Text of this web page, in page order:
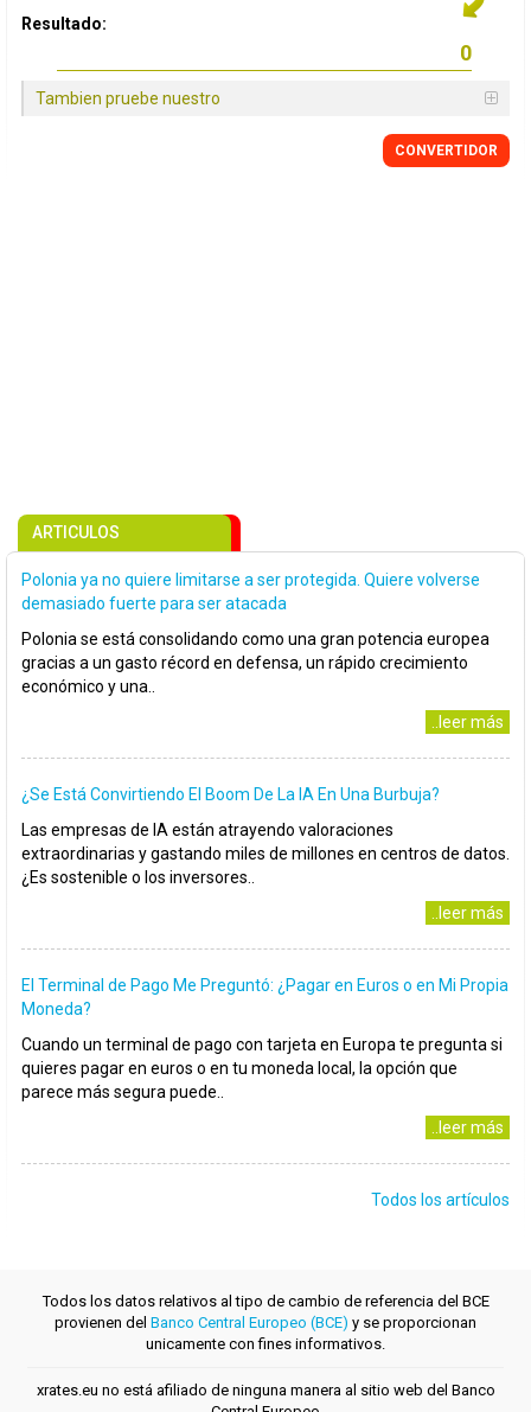
Resultado:
Tambien pruebe nuestro
CONVERTIDOR
ARTICULOS
Polonia ya no quiere limitarse a ser protegida. Quiere volverse
demasiado fuerte para ser atacada
Polonia se está consolidando como una gran potencia europea
gracias a un gasto récord en defensa, un rápido crecimiento
económico y una..
..leer más
¿Se Está Convirtiendo El Boom De La IA En Una Burbuja?
Las empresas de IA están atrayendo valoraciones
extraordinarias y gastando miles de millones en centros de datos.
¿Es sostenible o los inversores..
..leer más
El Terminal de Pago Me Preguntó: ¿Pagar en Euros o en Mi Propia
Moneda?
Cuando un terminal de pago con tarjeta en Europa te pregunta si
quieres pagar en euros o en tu moneda local, la opción que
parece más segura puede..
..leer más
Todos los artículos
Todos los datos relativos al tipo de cambio de referencia del BCE
provienen del Banco Central Europeo (BCE) y se proporcionan
unicamente con fines informativos.
xrates.eu no está afiliado de ninguna manera al sitio web del Banco